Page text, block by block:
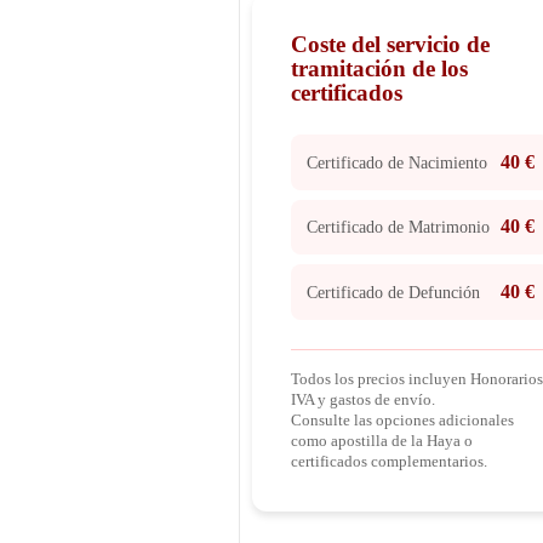
Coste del servicio de
tramitación de los
certificados
Certificado de Nacimiento 40 €
Certificado de Matrimonio 40 €
Certificado de Defunción 40 €
Todos los precios incluyen
IVA y gastos de envío.
Consulte las opciones adicionales
como apostilla de la Haya o
certificados complementarios.